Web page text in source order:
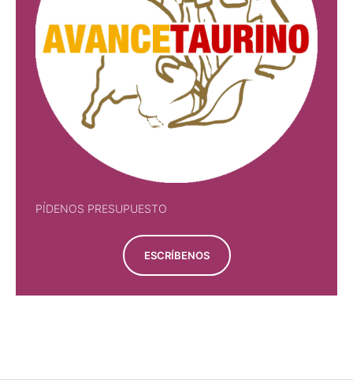
PÍDENOS PRESUPUESTO
ESCRÍBENOS